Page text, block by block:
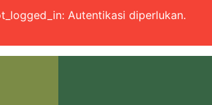
Autentikasi diperlukan.